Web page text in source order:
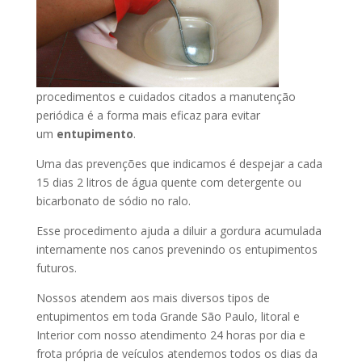
procedimentos e cuidados citados a manutenção
periódica é a forma mais eficaz para evitar
um entupimento.
Uma das prevenções que indicamos é despejar a cada
15 dias 2 litros de água quente com detergente ou
bicarbonato de sódio no ralo.
Esse procedimento ajuda a diluir a gordura acumulada
internamente nos canos prevenindo os entupimentos
futuros.
Nossos atendem aos mais diversos tipos de
entupimentos em toda Grande São Paulo, litoral e
Interior com nosso atendimento 24 horas por dia e
frota própria de veículos atendemos todos os dias da